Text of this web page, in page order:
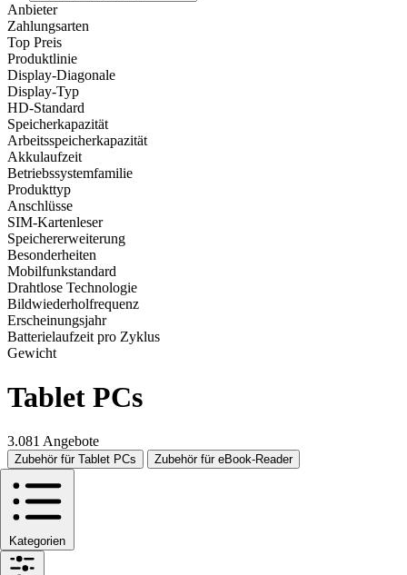
Anbieter
Zahlungsarten
Top Preis
Produktlinie
Display-Diagonale
Display-Typ
HD-Standard
Speicherkapazität
Arbeitsspeicherkapazität
Akkulaufzeit
Betriebssystemfamilie
Produkttyp
Anschlüsse
SIM-Kartenleser
Speichererweiterung
Besonderheiten
Mobilfunkstandard
Drahtlose Technologie
Bildwiederholfrequenz
Erscheinungsjahr
Batterielaufzeit pro Zyklus
Gewicht
Tablet PCs
3.081 Angebote
Zubehör für Tablet PCs Zubehör für eBook-Reader
Kategorien